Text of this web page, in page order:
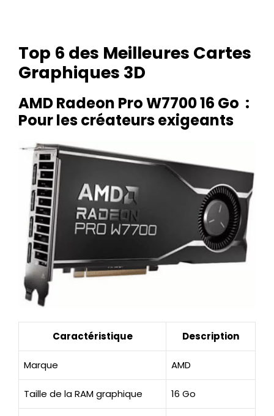
Top 6 des Meilleures Cartes
Graphiques 3D
AMD Radeon Pro W7700 16 Go :
Pour les créateurs exigeants
Caractéristique Description
Marque AMD
Taille de la RAM graphique 16 Go